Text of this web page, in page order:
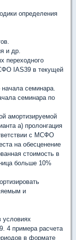
определения
и др.
переходного
IAS39 в текущей
семинара.
семинара по
амортизируемой
а) пролонгация
с МСФО
на обесценение
стоимость в
больше 10%
и
условиях
4 примера расчета
в формате